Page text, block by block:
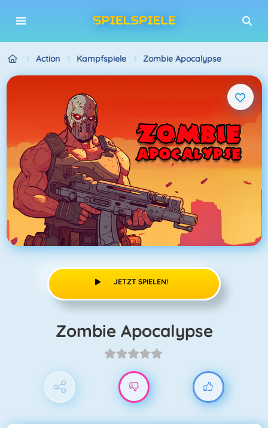
Action Kampfspiele Zombie Apocalypse
JETZT SPIELEN!
Zombie Apocalypse